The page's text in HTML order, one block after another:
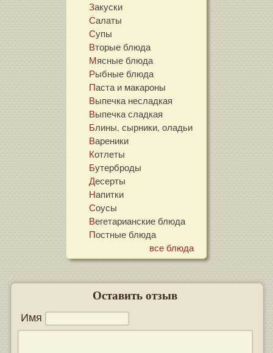
Закуски
Салаты
Супы
Вторые блюда
Мясные блюда
Рыбные блюда
Паста и макароны
Выпечка несладкая
Выпечка сладкая
Блины, сырники, оладьи
Вареники
Котлеты
Бутерброды
Десерты
Напитки
Соусы
Вегетарианские блюда
Постные блюда
все блюда
Оставить отзыв
Имя